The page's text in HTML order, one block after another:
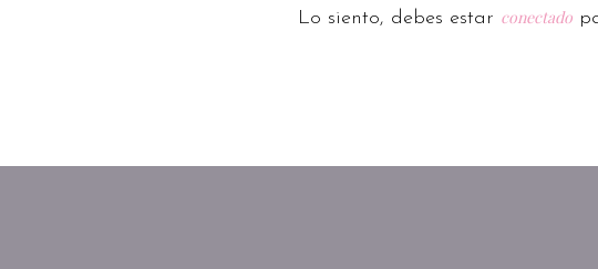
Lo siento, debes estar conectado